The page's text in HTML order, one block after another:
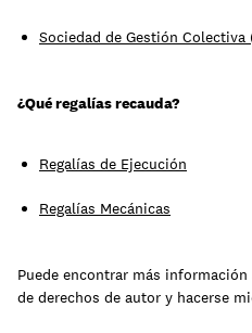
Acceso
Sociedad de Gestión Colectiva
¿Qué regalías recauda?
Regalías de Ejecución
Regalías Mecánicas
Puede encontrar más
de derechos de autor y hacerse